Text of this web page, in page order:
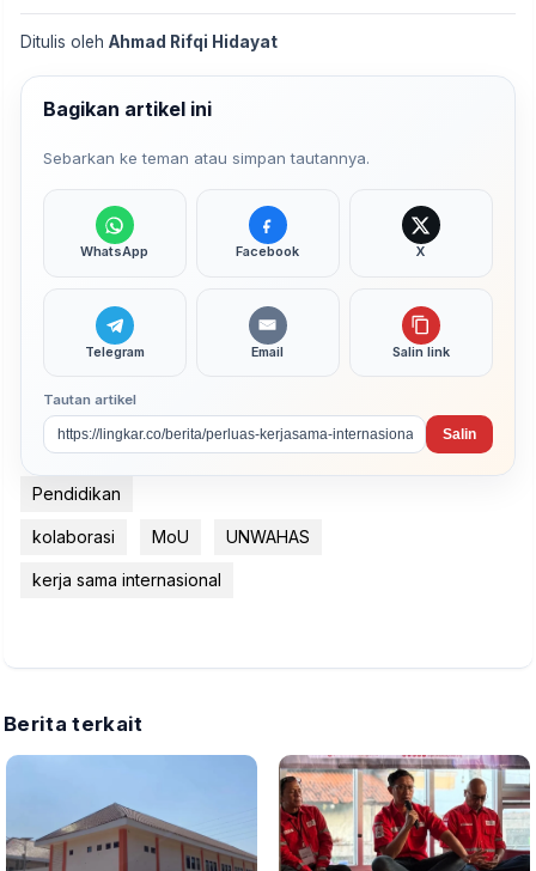
Ditulis oleh Ahmad Rifqi Hidayat
Bagikan artikel ini
Sebarkan ke teman atau simpan tautannya.
WhatsApp Facebook X
Telegram Email Salin link
Tautan artikel
Salin
Pendidikan
kolaborasi MoU UNWAHAS
kerja sama internasional
Berita terkait